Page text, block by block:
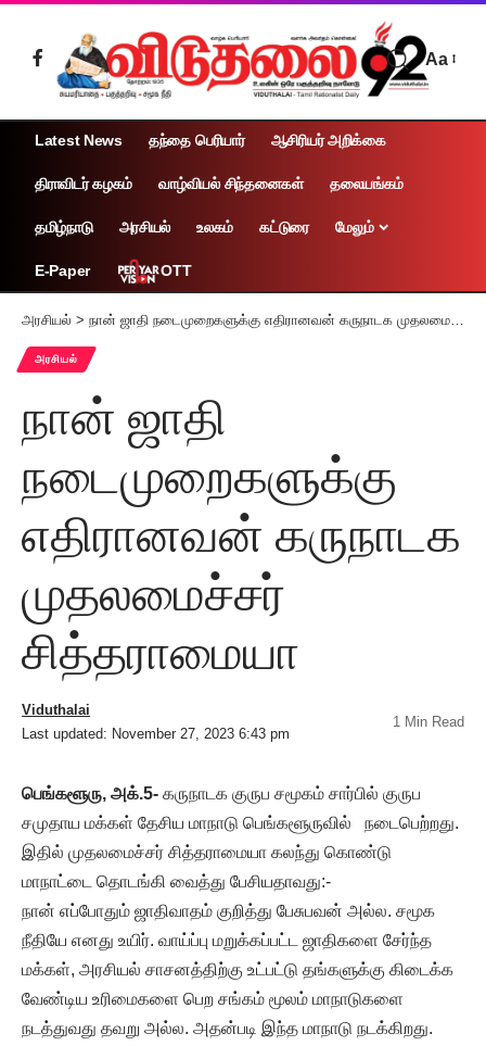
Aa
Latest News தந்தை பெரியார் ஆசிரியர் அறிக்கை
திராவிடர் கழகம் வாழ்வியல் சிந்தனைகள் தலையங்கம்
தமிழ்நாடு அரசியல் உலகம் கட்டுரை மேலும்
E-Paper OTT
அரசியல் > நான் ஜாதி நடைமுறைகளுக்கு எதிரானவன் கருநாடக முதலமைச்சர் சித்தராமையா
அரசியல்
நான் ஜாதி
நடைமுறைகளுக்கு
எதிரானவன் கருநாடக
முதலமைச்சர்
சித்தராமையா
Last updated: November 27, 2023 6:43 pm
Viduthalai
1 Min Read
பெங்களூரு, அக்.5- கருநாடக குருப சமூகம் சார்பில் குருப
சமுதாய மக்கள் தேசிய மாநாடு பெங்களூருவில் நடைபெற்றது.
இதில் முதலமைச்சர் சித்தராமையா கலந்து கொண்டு
மாநாட்டை தொடங்கி வைத்து பேசியதாவது:-
நான் எப்போதும் ஜாதிவாதம் குறித்து பேசுபவன் அல்ல. சமூக
நீதியே எனது உயிர். வாய்ப்பு மறுக்கப்பட்ட ஜாதிகளை சேர்ந்த
மக்கள், அரசியல் சாசனத்திற்கு உட்பட்டு தங்களுக்கு கிடைக்க
வேண்டிய உரிமைகளை பெற சங்கம் மூலம் மாநாடுகளை
நடத்துவது தவறு அல்ல. அதன்படி இந்த மாநாடு நடக்கிறது.